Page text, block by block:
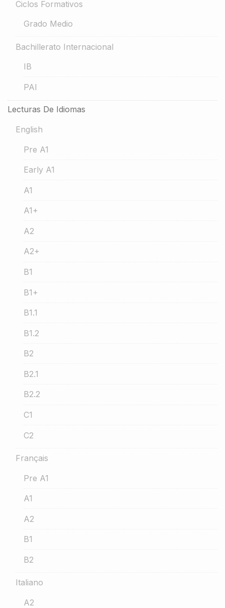
Ciclos Formativos
Grado Medio
Bachillerato Internacional
IB
PAI
Lecturas De Idiomas
English
Pre A1
Early A1
A1
A1+
A2
A2+
B1
B1+
B1.1
B1.2
B2
B2.1
B2.2
C1
C2
Français
Pre A1
A1
A2
B1
B2
Italiano
A2